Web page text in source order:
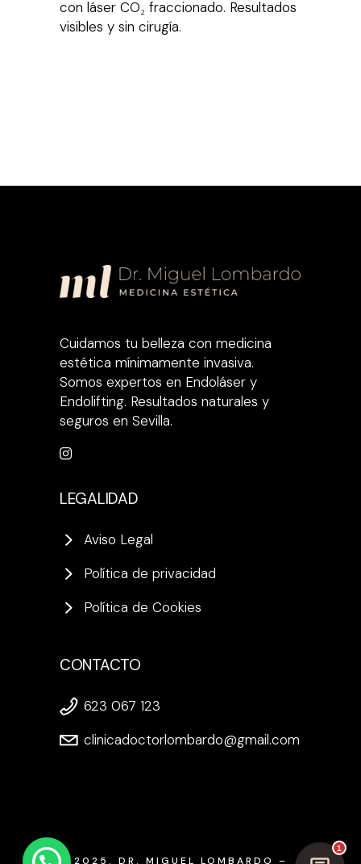
con láser CO₂ fraccionado. Resultados
visibles y sin cirugía.
Cuidamos tu belleza con medicina
estética mínimamente invasiva.
Somos expertos en Endoláser y
Endolifting. Resultados naturales y
seguros en Sevilla.
LEGALIDAD
Aviso Legal
Política de privacidad
Política de Cookies
CONTACTO
623 067 123
clinicadoctorlombardo@gmail.com
2025. DR. MIGUEL LOMBARDO –
1